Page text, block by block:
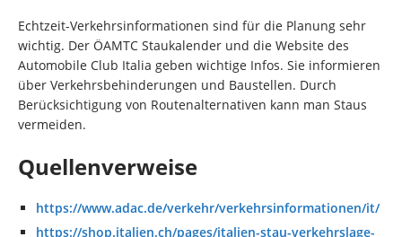
Echtzeit-Verkehrsinformationen sind für die Planung sehr
wichtig. Der ÖAMTC Staukalender und die Website des
Automobile Club Italia geben wichtige Infos. Sie informieren
über Verkehrsbehinderungen und Baustellen. Durch
Berücksichtigung von Routenalternativen kann man Staus
vermeiden.
Quellenverweise
https://www.adac.de/verkehr/verkehrsinformationen/it/
https://shop.italien.ch/pages/italien-stau-verkehrslage-